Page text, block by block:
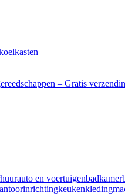
– Gratis
auto en voertuigenbadkamer
keukenkleding